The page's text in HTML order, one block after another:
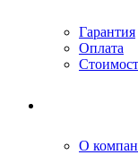
Гарантия
Оплата
О